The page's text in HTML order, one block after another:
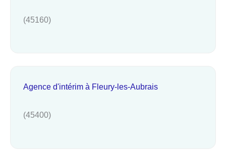
(45160)
Agence d'intérim à Fleury-les-Aubrais
(45400)